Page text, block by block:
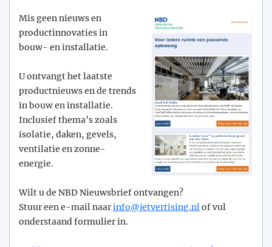
Mis geen nieuws en
productinnovaties in
bouw- en installatie.
U ontvangt het laatste
productnieuws en de trends
in bouw en installatie.
Inclusief thema’s zoals
isolatie, daken, gevels,
ventilatie en zonne-
energie.
Wilt u de NBD Nieuwsbrief ontvangen?
Stuur een e-mail naarinfo@­jetvertising.nlof vul
onderstaand formulier in.